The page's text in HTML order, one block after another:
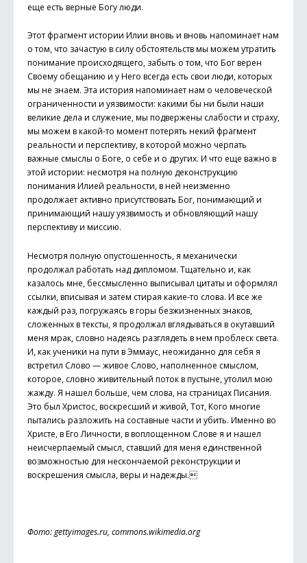
еще есть верные Богу люди.
Этот фрагмент истории Илии вновь и вновь напоминает нам
о том, что зачастую в силу обстоятельств мы можем утратить
понимание происходящего, забыть о том, что Бог верен
Своему обещанию и у Него всегда есть свои люди, которых
мы не знаем. Эта история напоминает нам о человеческой
ограниченности и уязвимости: какими бы ни были наши
великие дела и служение, мы подвержены слабости и страху,
мы можем в какой-то момент потерять некий фрагмент
реальности и перспективу, в которой можно черпать
важные смыслы о Боге, о себе и о других. И что еще важно в
этой истории: несмот­ря на полную деконструкцию
понимания Илией реальности, в ней неизменно
продолжает активно присутствовать Бог, понимающий и
принимающий нашу уязвимость и обновляющий нашу
перспективу и миссию.
Несмотря полную опустошенность, я механически
продолжал работать над дипломом. Тщательно и, как
казалось мне, бессмысленно выписывал цитаты и оформлял
ссылки, вписывая и затем стирая какие-то слова. И все же
каждый раз, погружаясь в горы безжизненных знаков,
сложенных в тексты, я продолжал вглядываться в окутавший
меня мрак, словно надеясь разглядеть в нем проблеск света.
И, как ученики на пути в Эммаус, неожиданно для себя я
встретил Слово — живое Слово, наполненное смыслом,
которое, словно живительный поток в пустыне, утолил мою
жажду. Я нашел больше, чем слова, на страницах Писания.
Это был Христос, воскресший и живой, Тот, Кого многие
пытались разложить на составные части и убить. Именно во
Христе, в Его Личности, в воплощенном Слове я и нашел
неисчерпаемый смысл, ставший для меня единственной
возможностью для нескончаемой реконструкции и
воскрешения смысла, веры и надежды.
Фото: gettyimages.ru, commons.wikimedia.org